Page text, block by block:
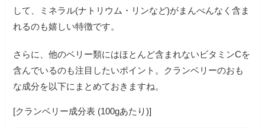
して、ミネラル(ナトリウム・リンなど)がまんべんなく含ま
れるのも嬉しい特徴です。
さらに、他のベリー類にはほとんど含まれないビタミンCを
含んでいるのも注目したいポイント。クランベリーのおも
な成分を以下にまとめておきますね。
[クランベリー成分表 (100gあたり)]